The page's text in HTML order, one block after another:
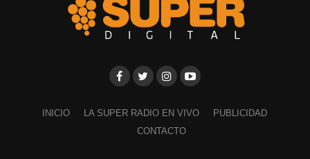
El programa también incorporará nuevas herramientas
para proteger la producción frente al granizo, con un
productores puedan instalar mallas antigranizo.
Además, se refuerza la preparación ante incendios
INICIO LA SUPER RADIO EN VIVO
PUBLICIDAD
CONTACTO